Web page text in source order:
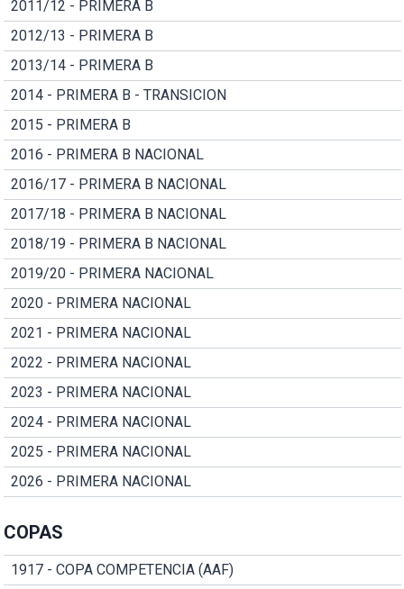
2011/12 - PRIMERA B
2012/13 - PRIMERA B
2013/14 - PRIMERA B
2014 - PRIMERA B - TRANSICION
2015 - PRIMERA B
2016 - PRIMERA B NACIONAL
2016/17 - PRIMERA B NACIONAL
2017/18 - PRIMERA B NACIONAL
2018/19 - PRIMERA B NACIONAL
2019/20 - PRIMERA NACIONAL
2020 - PRIMERA NACIONAL
2021 - PRIMERA NACIONAL
2022 - PRIMERA NACIONAL
2023 - PRIMERA NACIONAL
2024 - PRIMERA NACIONAL
2025 - PRIMERA NACIONAL
2026 - PRIMERA NACIONAL
COPAS
1917 - COPA COMPETENCIA (AAF)